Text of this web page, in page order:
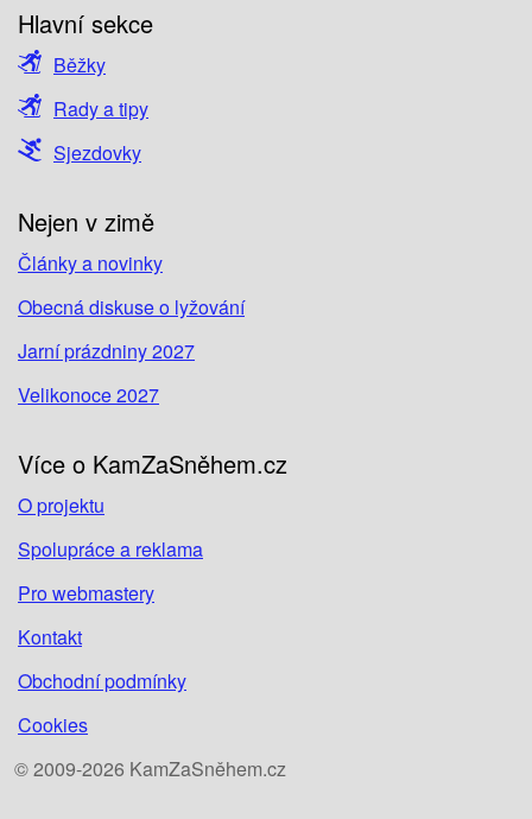
Hlavní sekce
Běžky
Rady a tipy
Sjezdovky
Nejen v zimě
Články a novinky
Obecná diskuse o lyžování
Jarní prázdniny 2027
Velikonoce 2027
Více o KamZaSněhem.cz
O projektu
Spolupráce a reklama
Pro webmastery
Kontakt
Obchodní podmínky
Cookies
© 2009-2026 KamZaSněhem.cz